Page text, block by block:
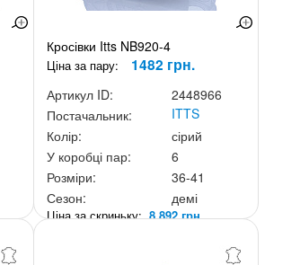
Кросівки Itts NB920-4
Ціна за пару: 1482 грн.
Артикул ID:
2448966
Постачальник:
ITTS
Колір:
сірий
У коробці пар:
6
Розміри:
36-41
Сезон:
демі
Ціна за скриньку:8 892 грн.